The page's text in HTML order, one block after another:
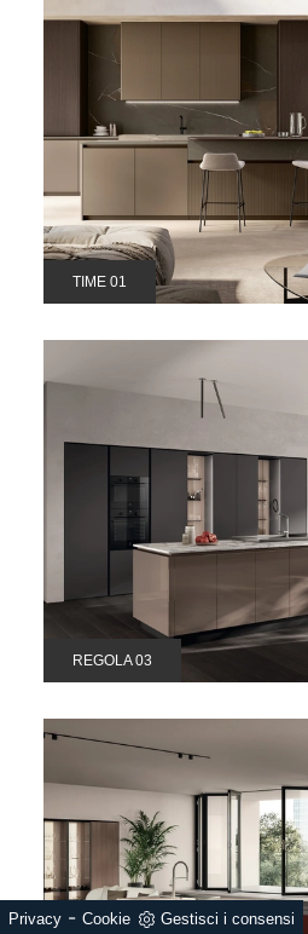
TIME 01
REGOLA 03
Privacy - Cookie Gestisci i consensi